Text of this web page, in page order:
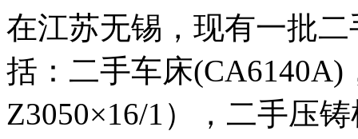
在江苏无锡，现有一批
括：二手车床(CA6140A)
Z3050×16/1），二手压